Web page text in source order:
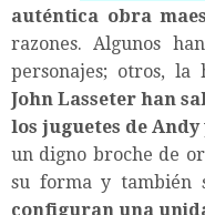
auténtica obra
razones. Algunos
personajes; otros,
John Lasseter han
los juguetes de Andy
un digno broche de
su forma y también
configuran una